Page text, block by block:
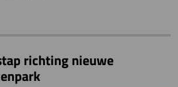
richting nieuwe